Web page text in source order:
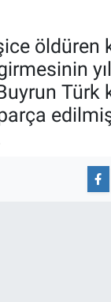
öldüren
Türk